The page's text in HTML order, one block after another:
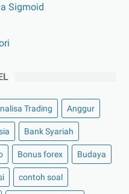
Sigmoid
Trading Anggur
Bank Syariah
Bonus forex Budaya
contoh soal